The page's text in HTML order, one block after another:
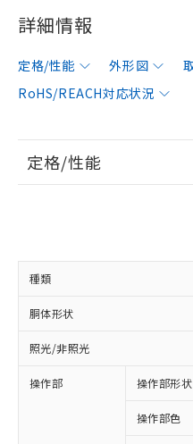
詳細情報
定格/性能 外形図
RoHS/REACH対応状況
定格/性能
種類
胴体形状
照光/非照光
操作部 操作部形状
操作部色